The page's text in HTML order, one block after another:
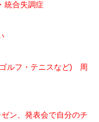
統合失調症
ルフ・テニスなど) 周
ン、発表会で自分のチ